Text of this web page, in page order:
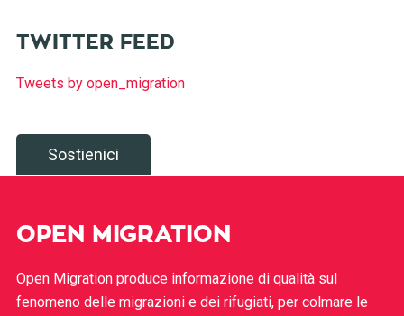
TWITTER FEED
Tweets by open_migration
Sostienici
OPEN MIGRATION
Open Migration produce informazione di qualità sul
fenomeno delle migrazioni e dei rifugiati, per colmare le